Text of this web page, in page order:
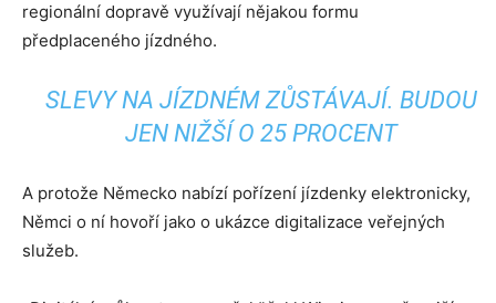
regionální dopravě využívají nějakou formu
předplaceného jízdného.
SLEVY NA JÍZDNÉM ZŮSTÁVAJÍ. BUDOU
JEN NIŽŠÍ O 25 PROCENT
A protože Německo nabízí pořízení jízdenky elektronicky,
Němci o ní hovoří jako o ukázce digitalizace veřejných
služeb.